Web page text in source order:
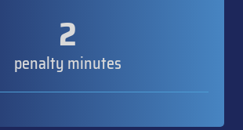
2
penalty minutes